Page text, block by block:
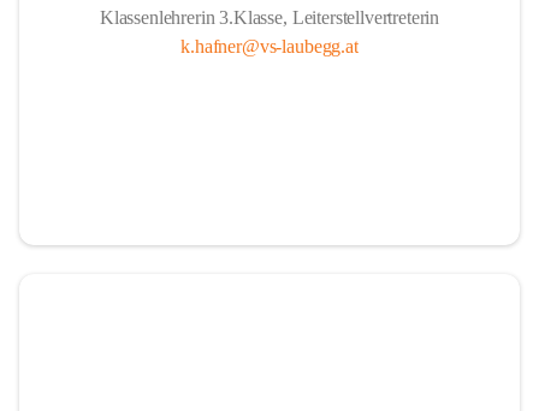
Klassenlehrerin 3.Klasse, Leiterstellvertreterin
k.hafner@vs-laubegg.at